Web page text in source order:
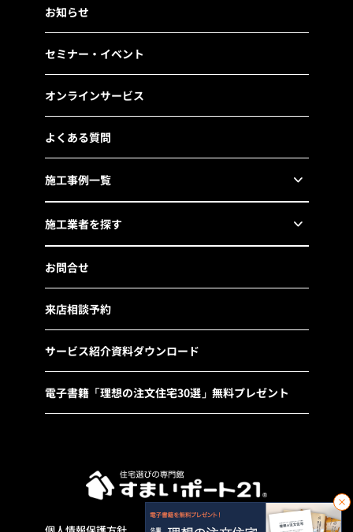
お知らせ
セミナー・イベント
オンラインサービス
よくある質問
施工事例一覧
施工業者を探す
お問合せ
来店相談予約
サービス紹介資料ダウンロード
電子書籍「理想の注文住宅30選」無料プレゼント